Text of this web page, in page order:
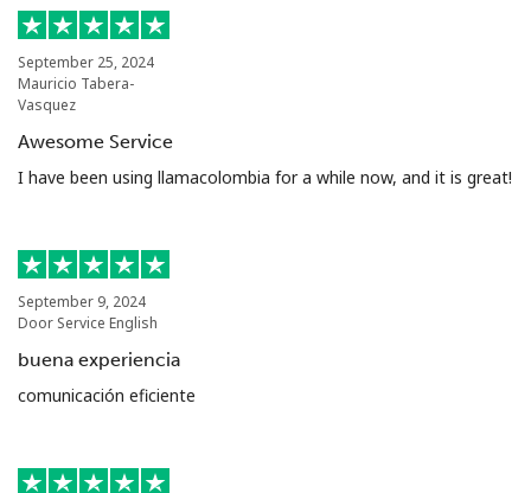
September 25, 2024
Mauricio Tabera-
Vasquez
Awesome Service
I have been using llamacolombia for a while now, and it is great!
September 9, 2024
Door Service English
buena experiencia
comunicación eficiente